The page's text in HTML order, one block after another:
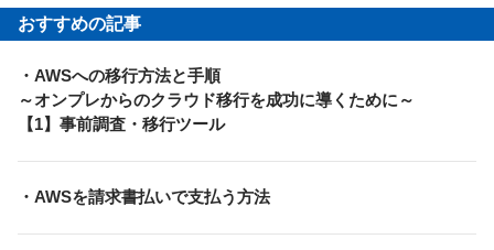
おすすめの記事
・AWSへの移行方法と手順
～オンプレからのクラウド移行を成功に導くために～
【1】事前調査・移行ツール
・AWSを請求書払いで支払う方法